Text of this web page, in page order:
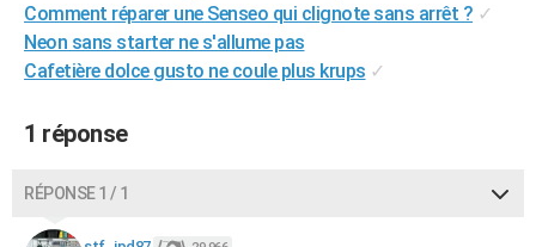
CARTE DE VOEUX
Carte de Noël
Carte Bonne année
Carte Saint-Valentin
Carte Pâques
Carte d'anniversaire
DICTIONNAIRE
Dictionnaire
Biographies
Citations
Expressions
Proverbes
PROGRAMME TV
COPAINS D'AVANT
AVIS DE DÉCÈS
Comment réparer une Senseo qui clignote sans arrêt ? ✓
Neon sans starter ne s'allume pas
Cafetière dolce gusto ne coule plus krups ✓
1 réponse
RÉPONSE 1 / 1